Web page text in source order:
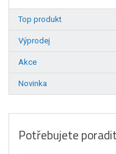
Top produkt
Výprodej
Akce
Novinka
Potřebujete